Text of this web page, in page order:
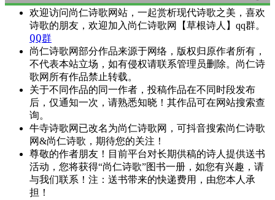
欢迎访问尚仁诗歌网站，一起赏析现代诗歌之美，喜欢
诗歌的朋友，欢迎加入尚仁诗歌网【草根诗人】qq群。
QQ群
尚仁诗歌网部分作品来源于网络，版权归原作者所有，
不代表本站立场，如有侵权请联系管理员删除。尚仁诗
歌网所有作品禁止转载。
关于不同作品的同一作者，投稿作品在不同时段发布
后，仅通知一次，请熟悉知晓！其作品可在网站搜索查
询。
牛寺诗歌网已改名为尚仁诗歌网，可抖音搜索尚仁诗歌
网&尚仁诗歌，期待您的关注！
尊敬的作者朋友！目前平台对长期供稿的诗人提供送书
活动，您将获得“尚仁诗歌”图书一册，如您有兴趣，请
与我们联系！注：送书带来的快递费用，由您本人承
担！